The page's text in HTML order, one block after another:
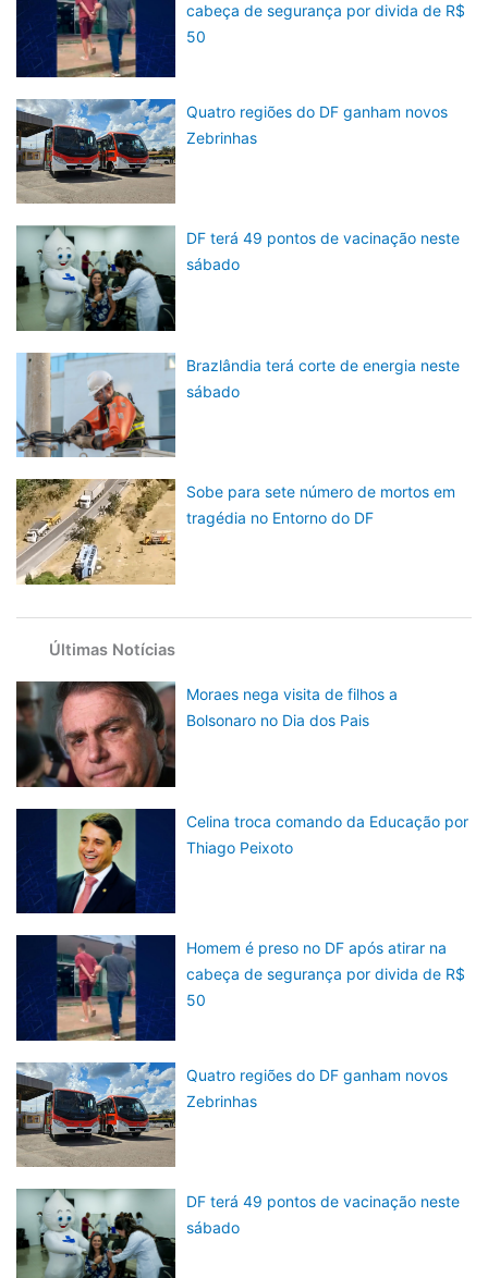
cabeça de segurança por divida de R$
50
Quatro regiões do DF ganham novos
Zebrinhas
DF terá 49 pontos de vacinação neste
sábado
Brazlândia terá corte de energia neste
sábado
Sobe para sete número de mortos em
tragédia no Entorno do DF
Últimas Notícias
Moraes nega visita de filhos a
Bolsonaro no Dia dos Pais
Celina troca comando da Educação por
Thiago Peixoto
Homem é preso no DF após atirar na
cabeça de segurança por divida de R$
50
Quatro regiões do DF ganham novos
Zebrinhas
DF terá 49 pontos de vacinação neste
sábado